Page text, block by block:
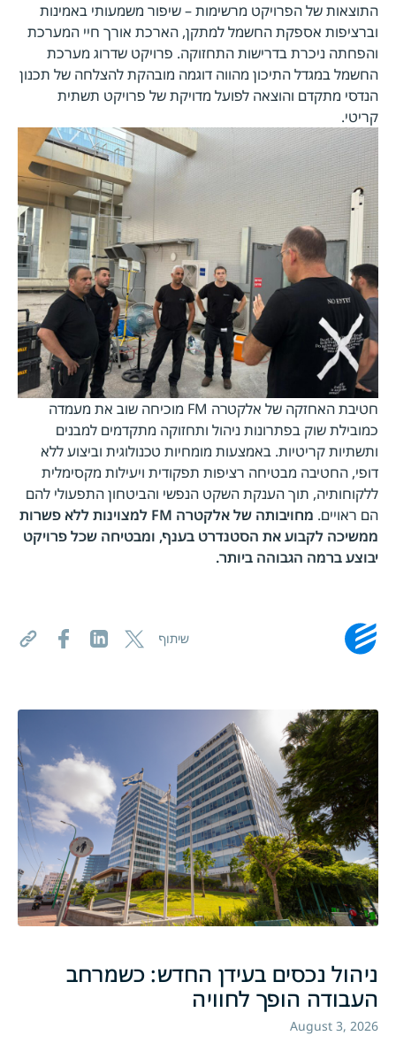
התוצאות של הפרויקט מרשימות – שיפור משמעותי באמינות
וברציפות אספקת החשמל למתקן, הארכת אורך חיי המערכת
והפחתה ניכרת בדרישות התחזוקה. פרויקט שדרוג מערכת
החשמל במגדל התיכון מהווה דוגמה מובהקת להצלחה של תכנון
הנדסי מתקדם והוצאה לפועל מדויקת של פרויקט תשתית
קריטי.
חטיבת האחזקה של אלקטרה FM מוכיחה שוב את מעמדה
כמובילת שוק בפתרונות ניהול ותחזוקה מתקדמים למבנים
ותשתיות קריטיות. באמצעות מומחיות טכנולוגית וביצוע ללא
דופי, החטיבה מבטיחה רציפות תפקודית ויעילות מקסימלית
ללקוחותיה, תוך הענקת השקט הנפשי והביטחון התפעולי להם
הם ראויים. מחויבותה של אלקטרה FM למצוינות ללא פשרות
ממשיכה לקבוע את הסטנדרט בענף, ומבטיחה שכל פרויקט
יבוצע ברמה הגבוהה ביותר.
שיתוף
ניהול נכסים בעידן החדש: כשמרחב
העבודה הופך לחוויה
August 3, 2026